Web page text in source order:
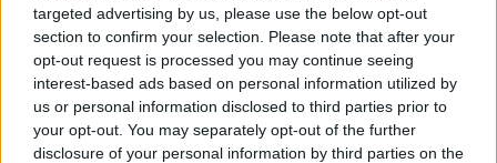
targeted advertising by us, please use the below opt-out
section to confirm your selection. Please note that after your
opt-out request is processed you may continue seeing
interest-based ads based on personal information utilized by
us or personal information disclosed to third parties prior to
your opt-out. You may separately opt-out of the further
disclosure of your personal information by third parties on the